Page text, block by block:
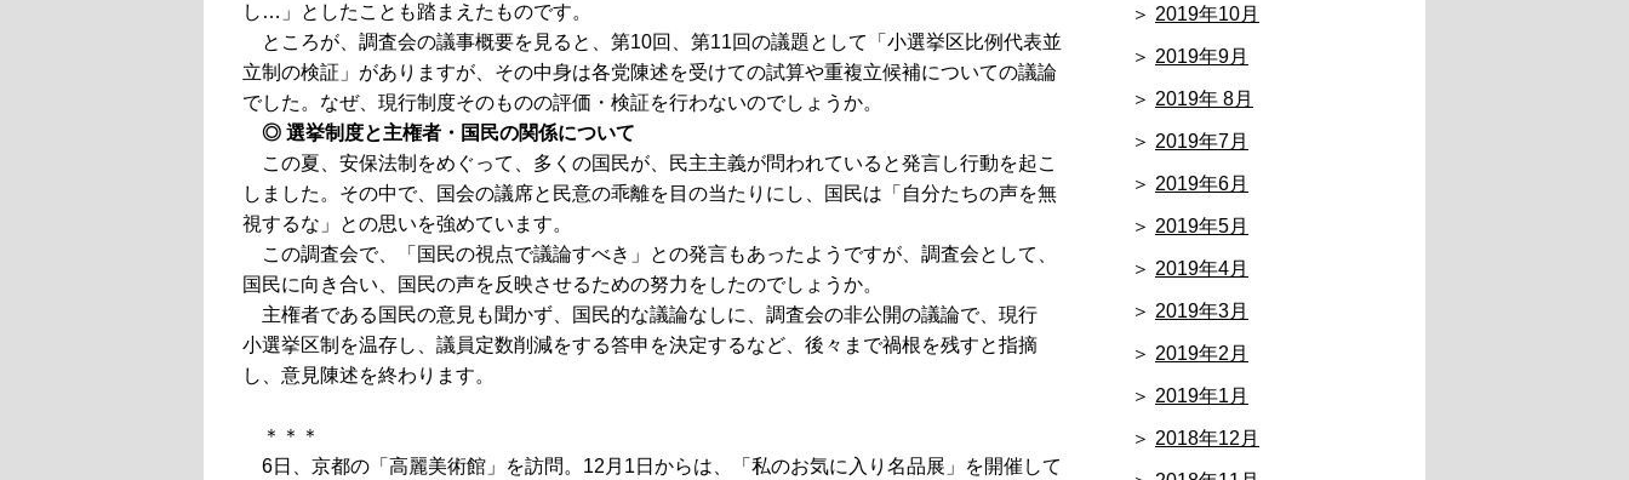
し…」としたことも踏まえたものです。
ところが、調査会の議事概要を見ると、第10回、第11回の議題として「小選挙区比例代表並
立制の検証」がありますが、その中身は各党陳述を受けての試算や重複立候補についての議論
でした。なぜ、現行制度そのものの評価・検証を行わないのでしょうか。
◎ 選挙制度と主権者・国民の関係について
この夏、安保法制をめぐって、多くの国民が、民主主義が問われていると発言し行動を起こ
しました。その中で、国会の議席と民意の乖離を目の当たりにし、国民は「自分たちの声を無
視するな」との思いを強めています。
この調査会で、「国民の視点で議論すべき」との発言もあったようですが、調査会として、
国民に向き合い、国民の声を反映させるための努力をしたのでしょうか。
主権者である国民の意見も聞かず、国民的な議論なしに、調査会の非公開の議論で、現行
小選挙区制を温存し、議員定数削減をする答申を決定するなど、後々まで禍根を残すと指摘
し、意見陳述を終わります。
＊＊＊
6日、京都の「高麗美術館」を訪問。12月1日からは、「私のお気に入り名品展」を開催して
2019年10月
2019年9月
2019年 8月
2019年7月
2019年6月
2019年5月
2019年4月
2019年3月
2019年2月
2019年1月
2018年12月